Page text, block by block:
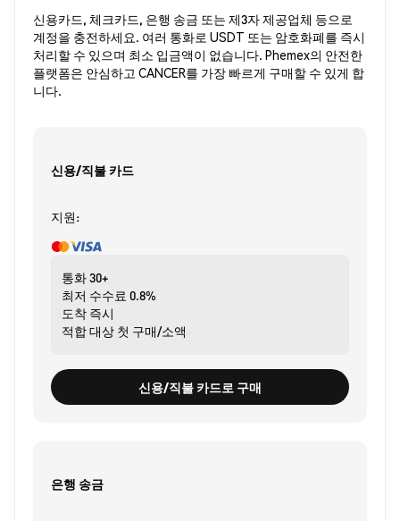
신용카드, 체크카드, 은행 송금 또는 제3자 제공업체 등으로
계정을 충전하세요. 여러 통화로 USDT 또는 암호화폐를 즉시
처리할 수 있으며 최소 입금액이 없습니다. Phemex의 안전한
플랫폼은 안심하고 CANCER를 가장 빠르게 구매할 수 있게 합
니다.
신용/직불 카드
지원:
통화30+
최저 수수료 0.8%
도착 즉시
적합 대상 첫 구매/소액
신용/직불 카드로 구매
은행 송금